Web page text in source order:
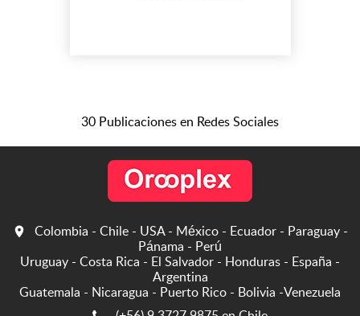
otras sienten dolor de
inclusive personas lo
sienten de un día para otro,
una...
30 Publicaciones en Redes Sociales
Colombia - Chile - USA - México - Ecuador - Paraguay -
Pánama - Perú
Uruguay - Costa Rica - El Salvador - Honduras - España -
Argentina
Guatemala - Nicaragua - Puerto Rico - Bolivia -Venezuela